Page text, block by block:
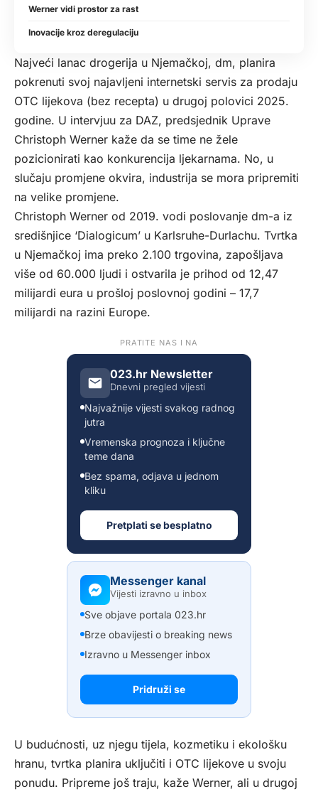
Werner vidi prostor za rast
Inovacije kroz deregulaciju
Najveći lanac drogerija u Njemačkoj, dm, planira
pokrenuti svoj najavljeni internetski servis za prodaju
OTC lijekova (bez recepta) u drugoj polovici 2025.
godine. U intervjuu za DAZ, predsjednik Uprave
Christoph Werner kaže da se time ne žele
pozicionirati kao konkurencija ljekarnama. No, u
slučaju promjene okvira, industrija se mora pripremiti
na velike promjene.
Christoph Werner od 2019. vodi poslovanje dm-a iz
središnjice ‘Dialogicum’ u Karlsruhe-Durlachu. Tvrtka
u Njemačkoj ima preko 2.100 trgovina, zapošljava
više od 60.000 ljudi i ostvarila je prihod od 12,47
milijardi eura u prošloj poslovnoj godini – 17,7
milijardi na razini Europe.
PRATITE NAS I NA
023.hr Newsletter
Dnevni pregled vijesti
Najvažnije vijesti svakog radnog
jutra
Vremenska prognoza i ključne
teme dana
Bez spama, odjava u jednom
kliku
Pretplati se besplatno
Messenger kanal
Vijesti izravno u inbox
Sve objave portala 023.hr
Brze obavijesti o breaking news
Izravno u Messenger inbox
Pridruži se
U budućnosti, uz njegu tijela, kozmetiku i ekološku
hranu, tvrtka planira uključiti i OTC lijekove u svoju
ponudu. Pripreme još traju, kaže Werner, ali u drugoj